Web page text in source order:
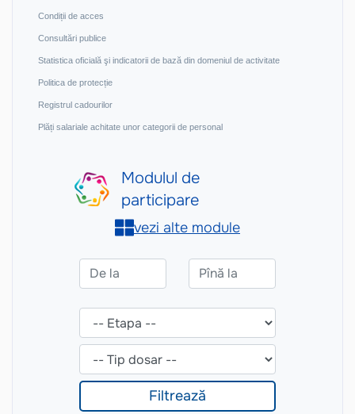
Condiții de acces
Consultări publice
Statistica oficială şi indicatorii de bază din domeniul de activitate
Politica de protecție
Registrul cadourilor
Plăți salariale achitate unor categorii de personal